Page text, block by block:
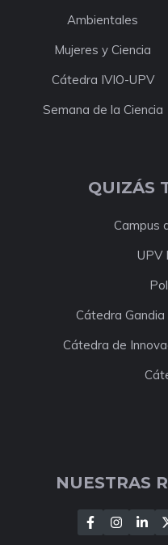
Ambientales
Mujeres y Ciencia
Cátedra IVIO-UPV
Semana de la Ciencia
QUIZÁS
Campus
UPV
Cátedra
Cátedra de
NUESTRAS